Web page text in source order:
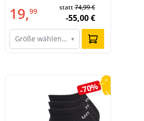
19,99 statt74,99 €
-55,00 €
Größe wählen… ▾
-70%